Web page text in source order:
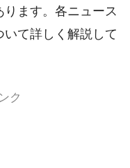
ます。各ニュース
て詳しく解説して
ク